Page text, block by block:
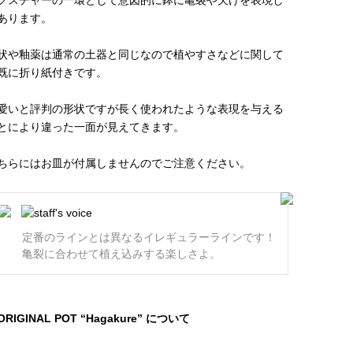
ります。
や釉薬は通常の土器と同じなので植やすさなどに関して
に折り紙付きです。
いと評判の形状ですが長く使われたような表現を与える
により違った一面が見えてきます。
らにはお皿が付属しませんのでご注意ください。
定番のラインとは異なるイレギュラーラインです！
亀裂に合わせて植え込みする楽しさよ。
POT “Hagakure” について